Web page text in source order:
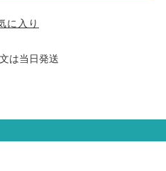
に入り
は当日発送